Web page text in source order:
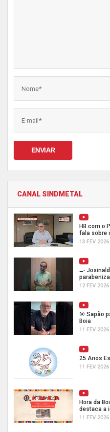
ENVIAR
CANAL SINDMETAL
HB com o
fala sobre
13 FEV 2026
🍳
12 FEV 2026
🎯 Sapão
Boia
11 FEV 2026
25 Anos
11 FEV 2026
Hora da
destaca a
11 FEV 2026